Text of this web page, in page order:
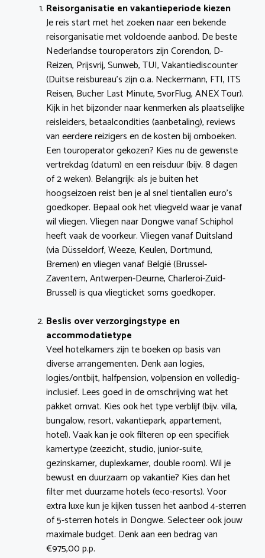
Reisorganisatie en vakantieperiode kiezen
Je reis start met het zoeken naar een bekende
reisorganisatie met voldoende aanbod. De beste
Nederlandse touroperators zijn Corendon, D-
Reizen, Prijsvrij, Sunweb, TUI, Vakantiediscounter
(Duitse reisbureau’s zijn o.a. Neckermann, FTI, ITS
Reisen, Bucher Last Minute, 5vorFlug, ANEX Tour).
Kijk in het bijzonder naar kenmerken als plaatselijke
reisleiders, betaalcondities (aanbetaling), reviews
van eerdere reizigers en de kosten bij omboeken.
Een touroperator gekozen? Kies nu de gewenste
vertrekdag (datum) en een reisduur (bijv. 8 dagen
of 2 weken). Belangrijk: als je buiten het
hoogseizoen reist ben je al snel tientallen euro’s
goedkoper. Bepaal ook het vliegveld waar je vanaf
wil vliegen. Vliegen naar Dongwe vanaf Schiphol
heeft vaak de voorkeur. Vliegen vanaf Duitsland
(via Düsseldorf, Weeze, Keulen, Dortmund,
Bremen) en vliegen vanaf België (Brussel-
Zaventem, Antwerpen-Deurne, Charleroi-Zuid-
Brussel) is qua vliegticket soms goedkoper.
Beslis over verzorgingstype en
accommodatietype
Veel hotelkamers zijn te boeken op basis van
diverse arrangementen. Denk aan logies,
logies/ontbijt, halfpension, volpension en volledig-
inclusief. Lees goed in de omschrijving wat het
pakket omvat. Kies ook het type verblijf (bijv. villa,
bungalow, resort, vakantiepark, appartement,
hotel). Vaak kan je ook filteren op een specifiek
kamertype (zeezicht, studio, junior-suite,
gezinskamer, duplexkamer, double room). Wil je
bewust en duurzaam op vakantie? Kies dan het
filter met duurzame hotels (eco-resorts). Voor
extra luxe kun je kijken tussen het aanbod 4-sterren
of 5-sterren hotels in Dongwe. Selecteer ook jouw
maximale budget. Denk aan een bedrag van
€975,00 p.p.